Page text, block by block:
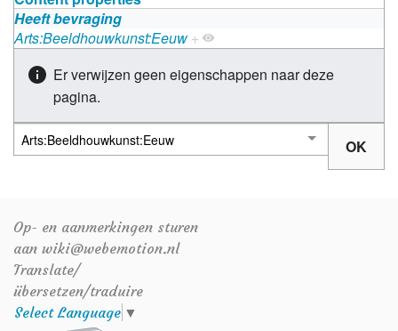
Heeft bevraging
Arts:Beeldhouwkunst:Eeuw +
Er verwijzen geen eigenschappen naar deze
pagina.
Op- en aanmerkingen sturen
aan wiki@webemotion.nl
Translate/
übersetzen/traduire
Select Language ▼